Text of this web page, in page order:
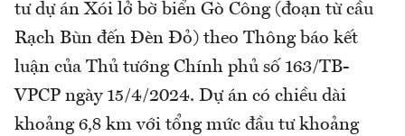
tư dự án Xói lở bờ biển Gò Công (đoạn từ cầu
Rạch Bùn đến Đèn Đỏ) theo Thông báo kết
luận của Thủ tướng Chính phủ số 163/TB-
VPCP ngày 15/4/2024. Dự án có chiều dài
khoảng 6,8 km với tổng mức đầu tư khoảng